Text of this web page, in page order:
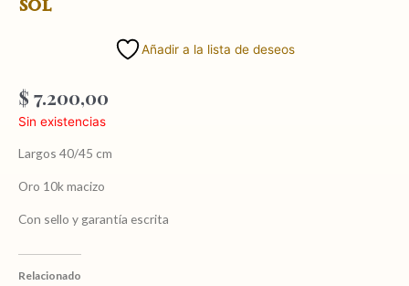
Añadir a la lista de deseos
$ 7.200,00
Sin existencias
Largos 40/45 cm
Oro 10k macizo
Con sello y garantía escrita
Relacionado